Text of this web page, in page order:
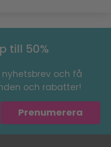
till 50%
och få
och rabatter!
Prenumerera